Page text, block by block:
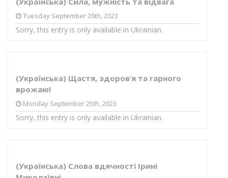
Tuesday September 26th, 2023
Sorry, this entry is only available in Ukrainian.
(Українська) Щастя, здоров’я та гарного
врожаю!
Monday September 25th, 2023
Sorry, this entry is only available in Ukrainian.
(Українська) Слова вдячності Ірині